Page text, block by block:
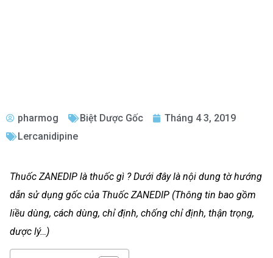
pharmog Biệt Dược Gốc
Tháng 4 3, 2019
Lercanidipine
Thuốc ZANEDIP là thuốc gì ? Dưới đây là nội dung tờ hướng
dẫn sử dụng gốc của Thuốc ZANEDIP (Thông tin bao gồm
liều dùng, cách dùng, chỉ định, chống chỉ định, thận trọng,
dược lý…)